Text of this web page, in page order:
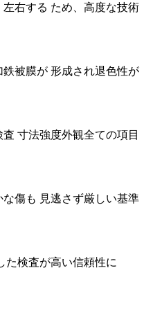
右する ため、高度な技術
被膜が 形成され退色性が
寸法強度外観全ての項目
傷も 見逃さず厳しい基準
た検査が高い信頼性に